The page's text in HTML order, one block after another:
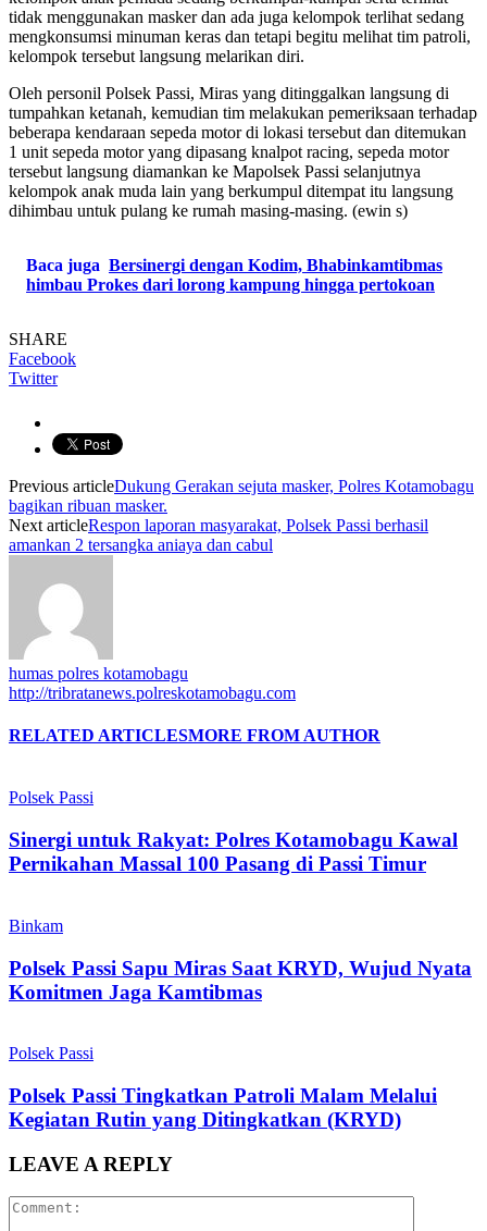
tidak menggunakan masker dan ada juga kelompok terlihat sedang
mengkonsumsi minuman keras dan tetapi begitu melihat tim patroli,
kelompok tersebut langsung melarikan diri.
Oleh personil Polsek Passi, Miras yang ditinggalkan langsung di
tumpahkan ketanah, kemudian tim melakukan pemeriksaan terhadap
beberapa kendaraan sepeda motor di lokasi tersebut dan ditemukan
1 unit sepeda motor yang dipasang knalpot racing, sepeda motor
tersebut langsung diamankan ke Mapolsek Passi selanjutnya
kelompok anak muda lain yang berkumpul ditempat itu langsung
dihimbau untuk pulang ke rumah masing-masing. (ewin s)
Baca juga Bersinergi dengan Kodim, Bhabinkamtibmas
himbau Prokes dari lorong kampung hingga pertokoan
SHARE
Facebook
Twitter
Previous articleDukung Gerakan sejuta masker, Polres Kotamobagu
bagikan ribuan masker.
Next articleRespon laporan masyarakat, Polsek Passi berhasil
amankan 2 tersangka aniaya dan cabul
humas polres kotamobagu
http://tribratanews.polreskotamobagu.com
RELATED ARTICLESMORE FROM AUTHOR
Polsek Passi
Sinergi untuk Rakyat: Polres Kotamobagu Kawal
Pernikahan Massal 100 Pasang di Passi Timur
Binkam
Polsek Passi Sapu Miras Saat KRYD, Wujud Nyata
Komitmen Jaga Kamtibmas
Polsek Passi
Polsek Passi Tingkatkan Patroli Malam Melalui
Kegiatan Rutin yang Ditingkatkan (KRYD)
LEAVE A REPLY